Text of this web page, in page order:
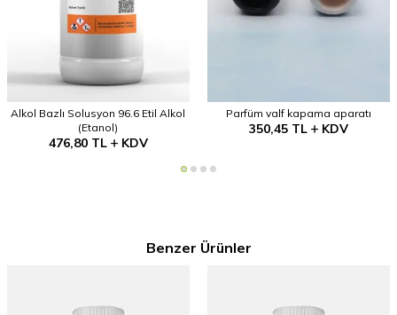
Alkol Bazlı Solusyon 96.6 Etil Alkol
(Etanol)
476,80TL KDV
Parfüm valf kapama aparatı
350,45 TL KDV
Benzer Ürünler